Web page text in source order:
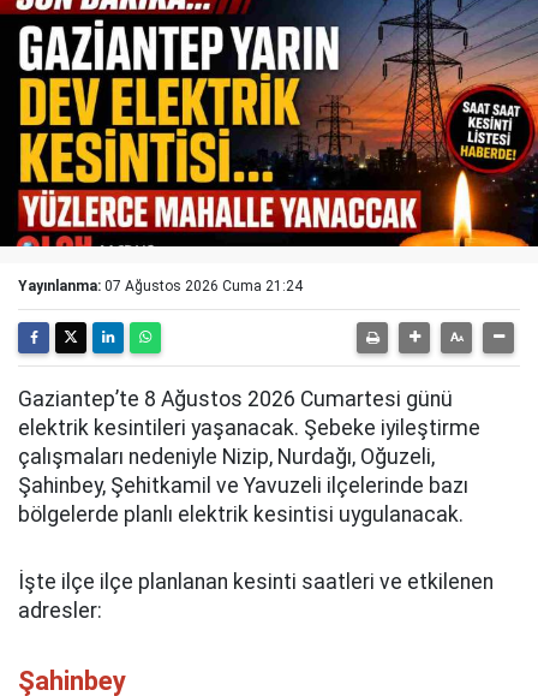
Yayınlanma: 07 Ağustos 2026 Cuma 21:24
Gaziantep’te 8 Ağustos 2026 Cumartesi günü
elektrik kesintileri yaşanacak. Şebeke iyileştirme
çalışmaları nedeniyle Nizip, Nurdağı, Oğuzeli,
Şahinbey, Şehitkamil ve Yavuzeli ilçelerinde bazı
bölgelerde planlı elektrik kesintisi uygulanacak.
İşte ilçe ilçe planlanan kesinti saatleri ve etkilenen
adresler:
Şahinbey